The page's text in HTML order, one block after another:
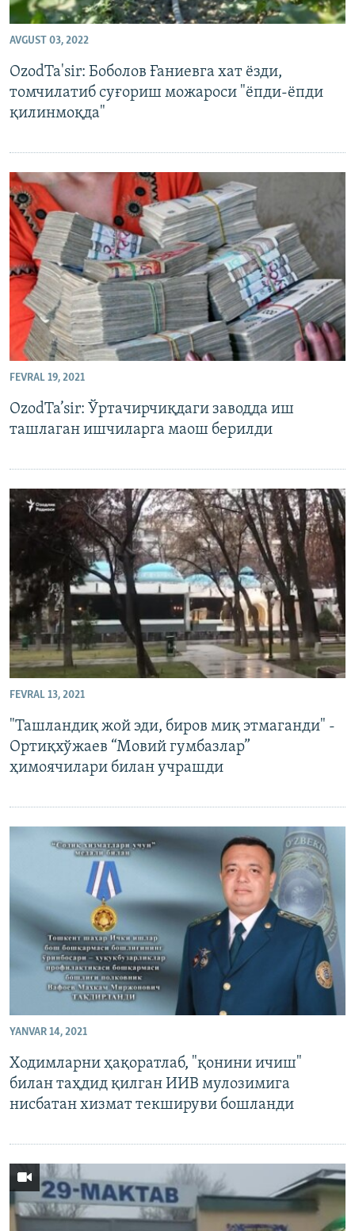
AVGUST 03, 2022
OzodTa'sir: Боболов Ғаниевга хат ёзди,
томчилатиб суғориш можароси "ёпди-ёпди
қилинмоқда"
FEVRAL 19, 2021
OzodTa’sir: Ўртачирчиқдаги заводда иш
ташлаган ишчиларга маош берилди
FEVRAL 13, 2021
"Ташландиқ жой эди, биров миқ этмаганди" -
Ортиқхўжаев “Мовий гумбазлар”
ҳимоячилари билан учрашди
YANVAR 14, 2021
Ходимларни ҳақоратлаб, "қонини ичиш"
билан таҳдид қилган ИИВ мулозимига
нисбатан хизмат текшируви бошланди